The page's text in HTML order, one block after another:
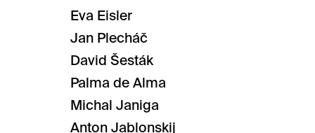
Eva Eisler
Jan Plecháč
David Šesták
Palma de Alma
Michal Janiga
Anton Jablonskij